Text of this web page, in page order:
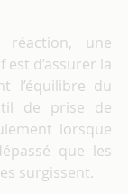
une
est d’assurer la
l’équilibre du
de prise de
lorsque
que les
surgissent.